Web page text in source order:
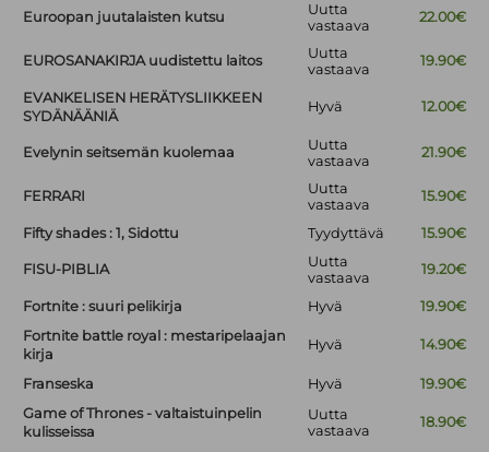
Euroopan juutalaisten kutsu
Uutta
vastaava
22.00€
EUROSANAKIRJA uudistettu laitos
Uutta
vastaava
19.90€
EVANKELISEN HERÄTYSLIIKKEEN
SYDÄNÄÄNIÄ
Hyvä 12.00€
Evelynin seitsemän kuolemaa
Uutta
vastaava
21.90€
FERRARI
Uutta
vastaava
15.90€
Fifty shades : 1, Sidottu Tyydyttävä 15.90€
FISU-PIBLIA
Uutta
vastaava
19.20€
Fortnite : suuri pelikirja Hyvä
19.90€
Fortnite battle royal : mestaripelaajan
kirja
Hyvä 14.90€
Franseska Hyvä
19.90€
Game of Thrones - valtaistuinpelin
kulisseissa
Uutta
vastaava
18.90€